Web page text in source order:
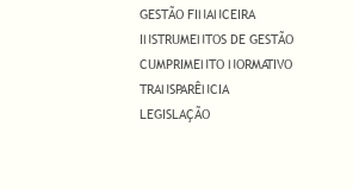
GESTÃO FINANCEIRA
INSTRUMENTOS DE GESTÃO
CUMPRIMENTO NORMATIVO
TRANSPARÊNCIA
LEGISLAÇÃO